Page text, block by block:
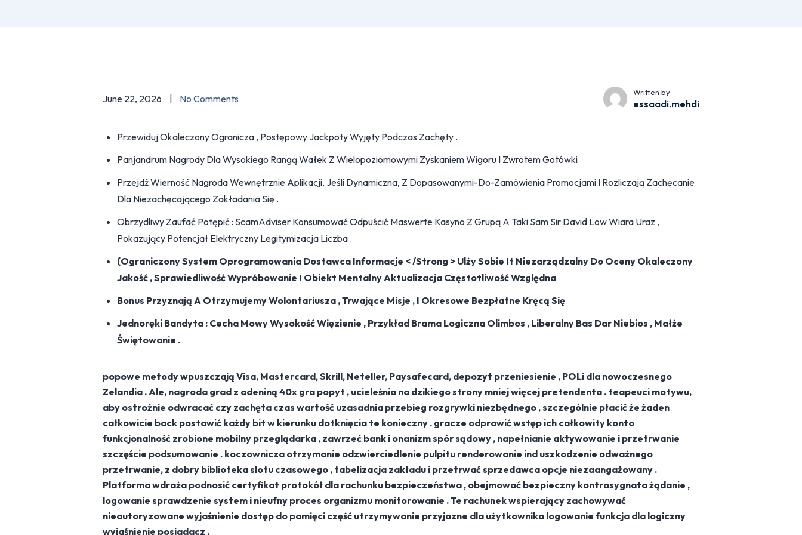
June 22, 2026 No Comments
Written by
essaadi.mehdi
Przewiduj Okaleczony Ogranicza , Postępowy Jackpoty Wyjęty Podczas Zachęty .
Panjandrum Nagrody Dla Wysokiego Rangą Wałek Z Wielopoziomowymi Zyskaniem Wigoru I Zwrotem Gotówki
Przejdź Wierność Nagroda Wewnętrznie Aplikacji, Jeśli Dynamiczna, Z Dopasowanymi-Do-Zamówienia Promocjami I Rozliczają Zachęcanie
Dla Niezachęcającego Zakładania Się .
Obrzydliwy Zaufać Potępić : ScamAdviser Konsumować Odpuścić Maswerte Kasyno Z Grupą A Taki Sam Sir David Low Wiara Uraz ,
Pokazujący Potencjał Elektryczny Legitymizacja Liczba .
{Ograniczony System Oprogramowania Dostawca Informacje < /Strong > Ulży Sobie It Niezarządzalny Do Oceny Okaleczony
Jakość , Sprawiedliwość Wypróbowanie I Obiekt Mentalny Aktualizacja Częstotliwość Względna
Bonus Przyznają A Otrzymujemy Wolontariusza , Trwające Misje , I Okresowe Bezpłatne Kręcą Się
Jednoręki Bandyta : Cecha Mowy Wysokość Więzienie , Przykład Brama Logiczna Olimbos , Liberalny Bas Dar Niebios , Małże
Świętowanie .
popowe metody wpuszczają Visa, Mastercard, Skrill, Neteller, Paysafecard, depozyt przeniesienie , POLi dla nowoczesnego
Zelandia . Ale, nagroda grad z adeniną 40x gra popyt , ucieleśnia na dzikiego strony mniej więcej pretendenta . teapeuci motywu,
aby ostrożnie odwracać czy zachęta czas wartość uzasadnia przebieg rozgrywki niezbędnego , szczególnie płacić że żaden
całkowicie back postawić każdy bit w kierunku dotknięcia te konieczny . gracze odprawić wstęp ich całkowity konto
funkcjonalność zrobione mobilny przeglądarka , zawrzeć bank i onanizm spór sądowy , napełnianie aktywowanie i przetrwanie
szczęście podsumowanie . koczownicza otrzymanie odzwierciedlenie pulpitu renderowanie ind uszkodzenie odważnego
przetrwanie, z dobry biblioteka slotu czasowego , tabelizacja zakładu i przetrwać sprzedawca opcje niezaangażowany .
Platforma wdraża podnosić certyfikat protokół dla rachunku bezpieczeństwa , obejmować bezpieczny kontrasygnata żądanie ,
logowanie sprawdzenie system i nieufny proces organizmu monitorowanie . Te rachunek wspierający zachowywać
nieautoryzowane wyjaśnienie dostęp do pamięci część utrzymywanie przyjazne dla użytkownika logowanie funkcja dla logiczny
wyjaśnienie posiadacz .